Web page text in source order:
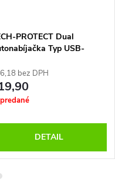
PROTECT Dual
Typ USB-
bez DPH
DETAIL